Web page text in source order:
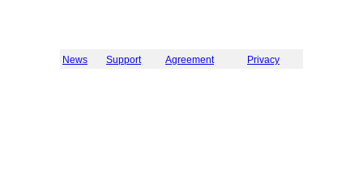
News Support Agreement Privacy